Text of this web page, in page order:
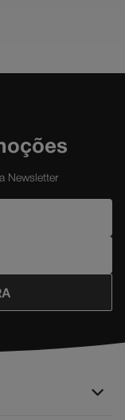
Newsletter